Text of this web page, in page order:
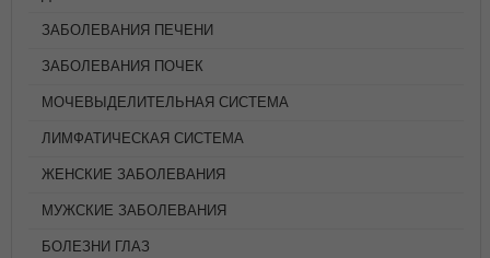
ЗАБОЛЕВАНИЯ ПЕЧЕНИ
ЗАБОЛЕВАНИЯ ПОЧЕК
МОЧЕВЫДЕЛИТЕЛЬНАЯ СИСТЕМА
ЛИМФАТИЧЕСКАЯ СИСТЕМА
ЖЕНСКИЕ ЗАБОЛЕВАНИЯ
МУЖСКИЕ ЗАБОЛЕВАНИЯ
БОЛЕЗНИ ГЛАЗ